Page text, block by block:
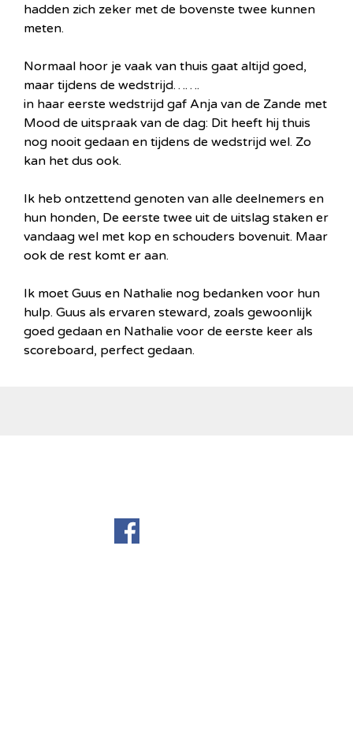
hadden zich zeker met de bovenste twee kunnen
meten.
Normaal hoor je vaak van thuis gaat altijd goed,
maar tijdens de wedstrijd…….
in haar eerste wedstrijd gaf Anja van de Zande met
Mood de uitspraak van de dag: Dit heeft hij thuis
nog nooit gedaan en tijdens de wedstrijd wel. Zo
kan het dus ook.
Ik heb ontzettend genoten van alle deelnemers en
hun honden, De eerste twee uit de uitslag staken er
vandaag wel met kop en schouders bovenuit. Maar
ook de rest komt er aan.
Ik moet Guus en Nathalie nog bedanken voor hun
hulp. Guus als ervaren steward, zoals gewoonlijk
goed gedaan en Nathalie voor de eerste keer als
scoreboard, perfect gedaan.